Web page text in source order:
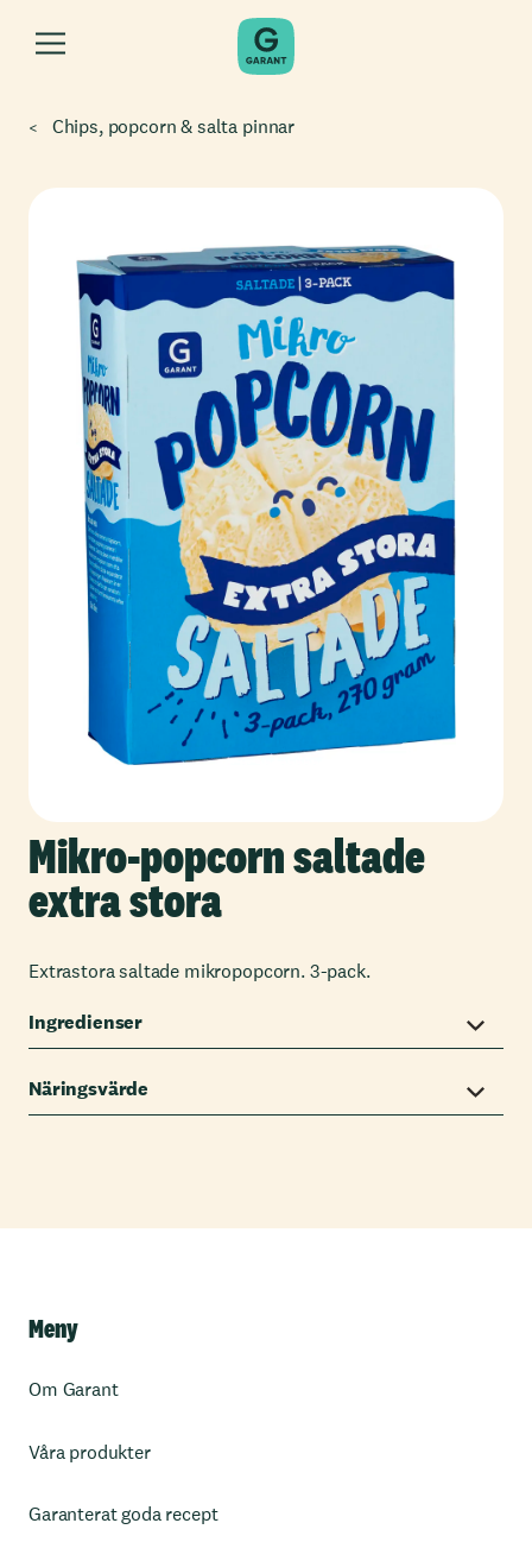
Chips, popcorn & salta pinnar
Mikro-popcorn saltade
extra stora
Extrastora saltade mikropopcorn. 3-pack.
Ingredienser
Näringsvärde
Meny
Om Garant
Våra produkter
Garanterat goda recept